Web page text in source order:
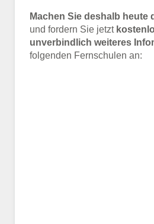
Machen Sie deshalb heute
und fordern Sie jetzt
unverbindlich weiteres
folgenden Fernschulen an: